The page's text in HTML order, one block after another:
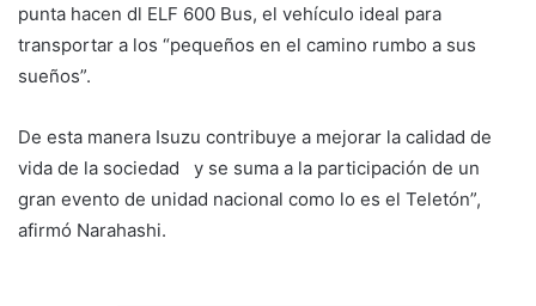
punta hacen dl ELF 600 Bus, el vehículo ideal para
transportar a los “pequeños en el camino rumbo a sus
sueños”.
De esta manera Isuzu contribuye a mejorar la calidad de
vida de la sociedad y se suma a la participación de un
gran evento de unidad nacional como lo es el Teletón”,
afirmó Narahashi.